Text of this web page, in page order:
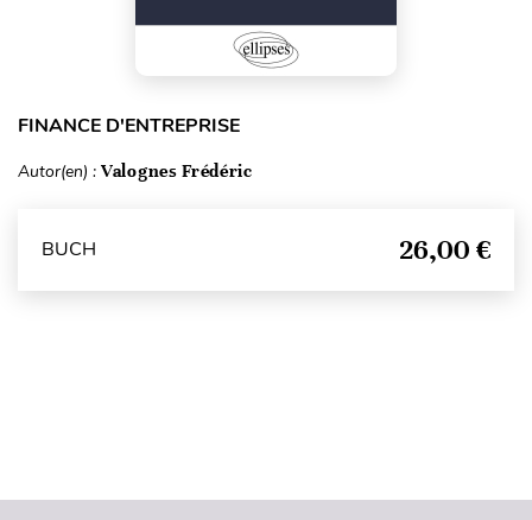
FINANCE D'ENTREPRISE
Autor(en) : Valognes Frédéric
BUCH 26,00 €